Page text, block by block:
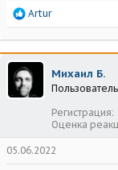
Р
а
к
ц
и
и
Artur
Михаил Б.
Пользователь
Регистрация
Оценка
05.06.2022